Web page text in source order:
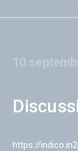
10
https://